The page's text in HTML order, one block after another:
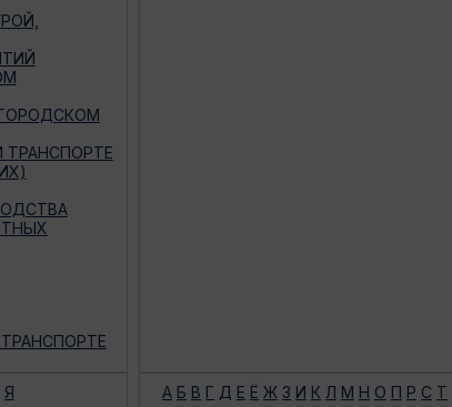
ТРАНСПОРТЕ
Я А Б В Г Д Е Ё Ж З И К Л М Н О П Р С Т